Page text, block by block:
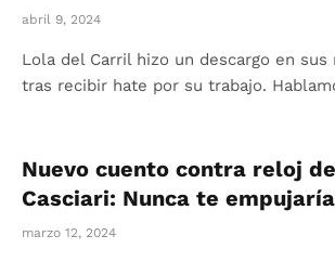
abril 9, 2024
Lola del Carril hizo un descargo en sus
tras recibir hate por su trabajo.
Nuevo cuento contra reloj
Casciari: Nunca te empujaría
marzo 12, 2024